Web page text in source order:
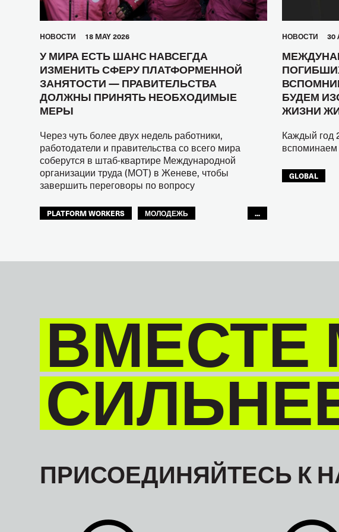
HОВОСТИ 18 MAY 2026
У МИРА ЕСТЬ ШАНС НАВСЕГДА
ИЗМЕНИТЬ СФЕРУ ПЛАТФОРМЕННОЙ
ЗАНЯТОСТИ — ПРАВИТЕЛЬСТВА
ДОЛЖНЫ ПРИНЯТЬ НЕОБХОДИМЫЕ
МЕРЫ
Через чуть более двух недель работники,
работодатели и правительства со всего мира
соберутся в штаб-квартире Международной
организации труда (МОТ) в Женеве, чтобы
завершить переговоры по вопросу
PLATFORM WORKERS
МОЛОДЕЖЬ
...
HОВОСТИ 30
БУДЕМ
ЖИЗНИ
Каждый год
GLOBAL
ПРИСОЕДИНЯЙТЕСЬ К